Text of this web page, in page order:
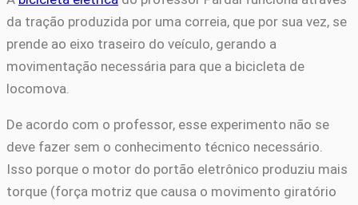
da tração produzida por uma correia, que por sua vez, se
prende ao eixo traseiro do veículo, gerando a
movimentação necessária para que a bicicleta de
locomova.
De acordo com o professor, esse experimento não se
deve fazer sem o conhecimento técnico necessário.
Isso porque o motor do portão eletrônico produziu mais
torque (força motriz que causa o movimento giratório